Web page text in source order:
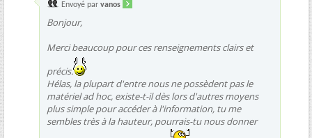
Envoyé par vanos
Bonjour,
Merci beaucoup pour ces renseignements clairs et
précis.
Hélas, la plupart d'entre nous ne possèdent pas le
matériel ad hoc, existe-t-il dès lors d'autres moyens
plus simple pour accéder à l'information, tu me
sembles très à la hauteur, pourrais-tu nous donner